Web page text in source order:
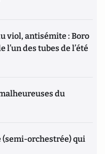
viol, antisémite : Boro
l’un des tubes de l’été
du
orchestrée) qui